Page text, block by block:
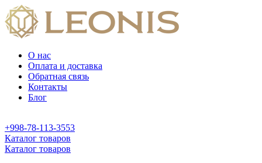
О нас
Оплата и доставка
Обратная связь
Контакты
Блог
+998-78-113-3553
Каталог товаров
Каталог товаров